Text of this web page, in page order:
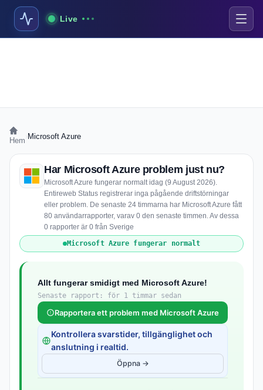
Live
Hem Microsoft Azure
Har Microsoft Azure problem just nu?
Microsoft Azure fungerar normalt idag (9 August 2026).
Entireweb Status registrerar inga pågående driftstörningar
eller problem. De senaste 24 timmarna har Microsoft Azure fått
80 användarrapporter, varav 0 den senaste timmen. Av dessa
0 rapporter är 0 från Sverige
Microsoft Azure fungerar normalt
Allt fungerar smidigt med Microsoft Azure!
Senaste rapport: för 1 timmar sedan
Rapportera ett problem med Microsoft Azure
Kontrollera svarstider, tillgänglighet och
anslutning i realtid.
Öppna →